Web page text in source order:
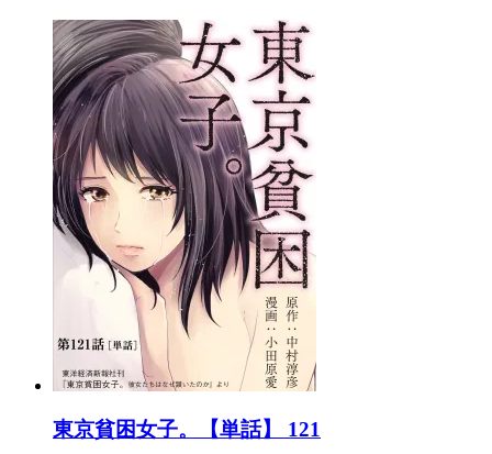
東京貧困女子。【単話】 121